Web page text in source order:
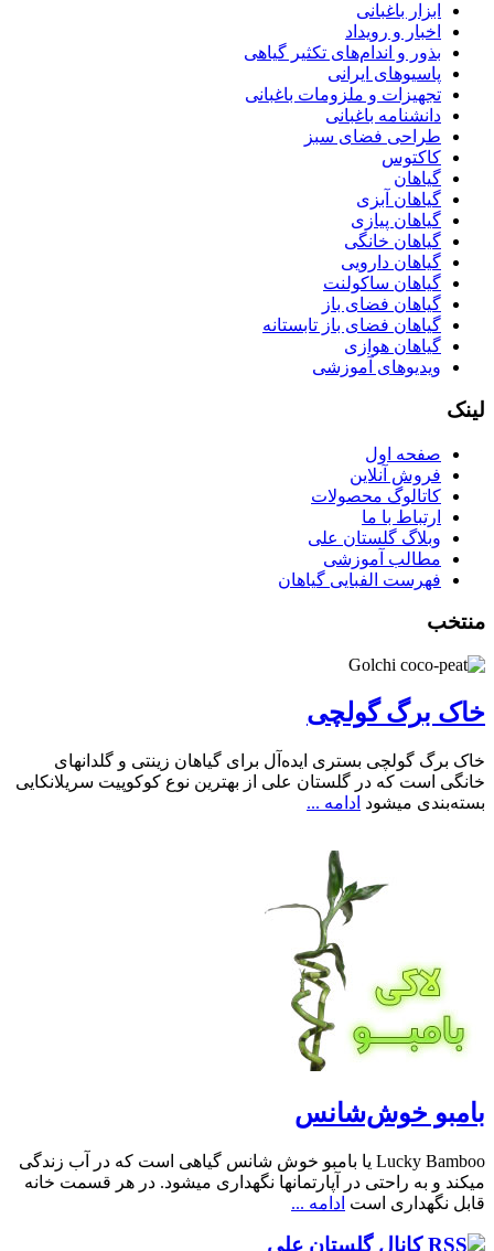
ابزار باغبانی
اخبار و رویداد
بذور و اندام‌های تکثیر گیاهی
پاسیوهای ایرانی
تجهیزات و ملزومات باغبانی
دانشنامه باغبانی
طراحی فضای سبز
کاکتوس
گیاهان
گیاهان آبزی
گیاهان پیازی
گیاهان خانگی
گیاهان دارویی
گیاهان ساکولنت
گیاهان فضای باز
گیاهان فضای باز تابستانه
گیاهان هوازی
ویدیوهای آموزشی
لینک
صفحه اول
فروش آنلاین
کاتالوگ محصولات
ارتباط با ما
وبلاگ گلستان علی
مطالب آموزشی
فهرست الفبایی گیاهان
منتخب
خاک برگ گولچی
خاک برگ گولچی بستری ایده‌آل برای گیاهان زینتی و گلدانهای
خانگی است که در گلستان علی از بهترین نوع کوکوپیت سریلانکایی
بسته‌بندی میشود ادامه ...
بامبو خوش‌شانس
Lucky Bamboo یا بامبو خوش شانس گیاهی است که در آب زندگی
میکند و به راحتی در آپارتمانها نگهداری میشود. در هر قسمت خانه
قابل نگهداری است ادامه ...
کانال گلستان علی